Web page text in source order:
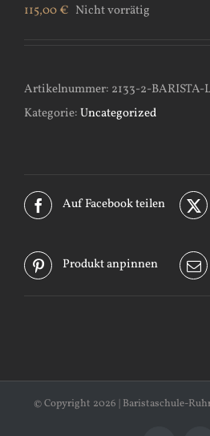
115,00€ Nicht vorrätig
Artikelnummer: 2133-2-
Kategorie:Uncategorized
Auf Facebook teilen
Produkt anpinnen
© Copyright 2026 | Baristaschule-